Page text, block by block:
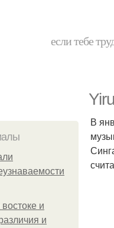
если тебе
и
и
В